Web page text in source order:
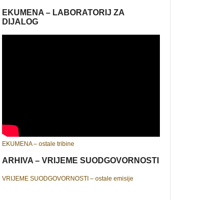
EKUMENA – LABORATORIJ ZA
DIJALOG
EKUMENA – ostale tribine
ARHIVA – VRIJEME SUODGOVORNOSTI
VRIJEME SUODGOVORNOSTI – ostale emisije